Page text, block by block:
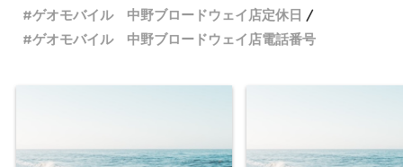
ゲオモバイル 中野ブロードウェイ店定休日
ゲオモバイル 中野ブロードウェイ店電話番号